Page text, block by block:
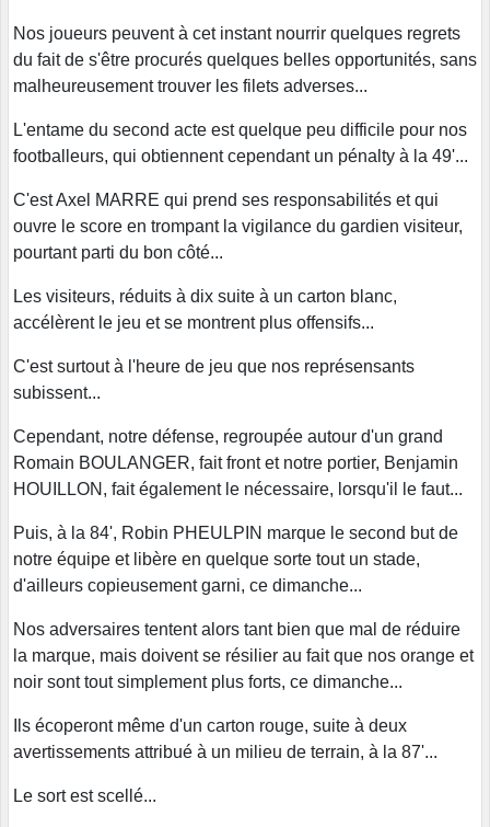
Nos joueurs peuvent à cet instant nourrir quelques regrets
du fait de s'être procurés quelques belles opportunités, sans
malheureusement trouver les filets adverses...
L'entame du second acte est quelque peu difficile pour nos
footballeurs, qui obtiennent cependant un pénalty à la 49'...
C'est Axel MARRE qui prend ses responsabilités et qui
ouvre le score en trompant la vigilance du gardien visiteur,
pourtant parti du bon côté...
Les visiteurs, réduits à dix suite à un carton blanc,
accélèrent le jeu et se montrent plus offensifs...
C'est surtout à l'heure de jeu que nos représensants
subissent...
Cependant, notre défense, regroupée autour d'un grand
Romain BOULANGER, fait front et notre portier, Benjamin
HOUILLON, fait également le nécessaire, lorsqu'il le faut...
Puis, à la 84', Robin PHEULPIN marque le second but de
notre équipe et libère en quelque sorte tout un stade,
d'ailleurs copieusement garni, ce dimanche...
Nos adversaires tentent alors tant bien que mal de réduire
la marque, mais doivent se résilier au fait que nos orange et
noir sont tout simplement plus forts, ce dimanche...
Ils écoperont même d'un carton rouge, suite à deux
avertissements attribué à un milieu de terrain, à la 87'...
Le sort est scellé...